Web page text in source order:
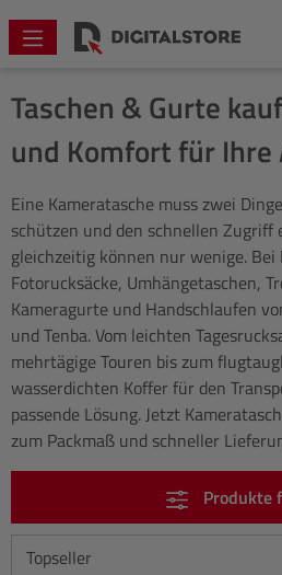
springen
Taschen & Gurte
und Komfort für
Eine Kameratasche muss zwei
schützen und den schnellen Zugriff
gleichzeitig können nur wenige.
Fotorucksäcke, Umhängetaschen,
Kameragurte und Handschlaufen
und Tenba. Vom leichten
mehrtägige Touren bis zum
wasserdichten Koffer für den
passende Lösung. Jetzt
zum Packmaß und schneller
Produkte